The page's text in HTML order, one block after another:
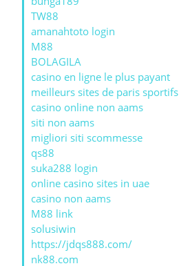
TW88
amanahtoto login
M88
BOLAGILA
casino en ligne le plus payant
meilleurs sites de paris sportifs
casino online non aams
siti non aams
migliori siti scommesse
qs88
suka288 login
online casino sites in uae
casino non aams
M88 link
solusiwin
https://jdqs888.com/
nk88.com